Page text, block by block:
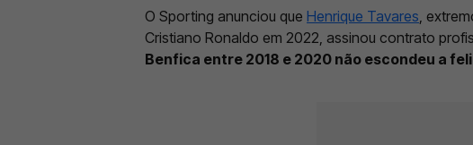
O Sporting anunciou que Henrique Tavares,
Cristiano Ronaldo em 2022, assinou contrato
Benfica entre 2018 e 2020 não escondeu a